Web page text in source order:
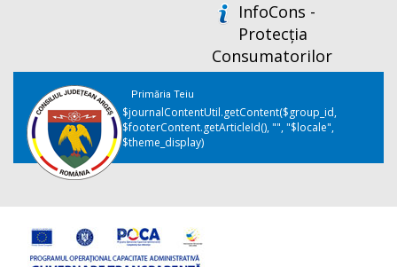
InfoCons -
Protecția
Consumatorilor
Primăria Teiu
$journalContentUtil.getContent($group_id,
$footerContent.getArticleId(), "", "$locale",
$theme_display)